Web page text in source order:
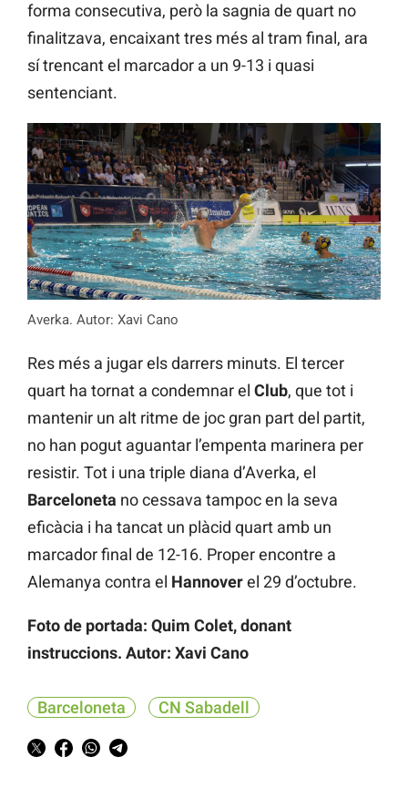
forma consecutiva, però la sagnia de quart no
finalitzava, encaixant tres més al tram final, ara
sí trencant el marcador a un 9-13 i quasi
sentenciant.
Averka. Autor: Xavi Cano
Res més a jugar els darrers minuts. El tercer
quart ha tornat a condemnar el Club, que tot i
mantenir un alt ritme de joc gran part del partit,
no han pogut aguantar l’empenta marinera per
resistir. Tot i una triple diana d’Averka, el
Barceloneta no cessava tampoc en la seva
eficàcia i ha tancat un plàcid quart amb un
marcador final de 12-16. Proper encontre a
Alemanya contra el Hannoverel 29 d’octubre.
Foto de portada: Quim Colet, donant
instruccions. Autor: Xavi Cano
Barceloneta CN Sabadell